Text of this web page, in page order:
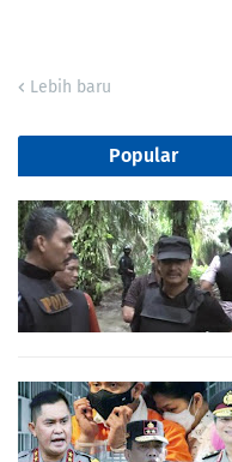
Lebih baru
Popular